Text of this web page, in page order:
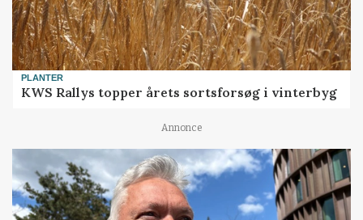
PLANTER
KWS Rallys topper årets sortsforsøg i vinterbyg
Annonce